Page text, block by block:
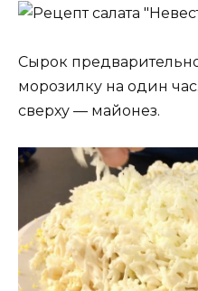
Сырок
морозилку на один
сверху — майонез.